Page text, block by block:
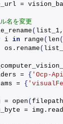
=
名を変更
(
i in range ( len (
os.
rename (
=
{ 'Ocp-
=
{
=
open (
= img.
read